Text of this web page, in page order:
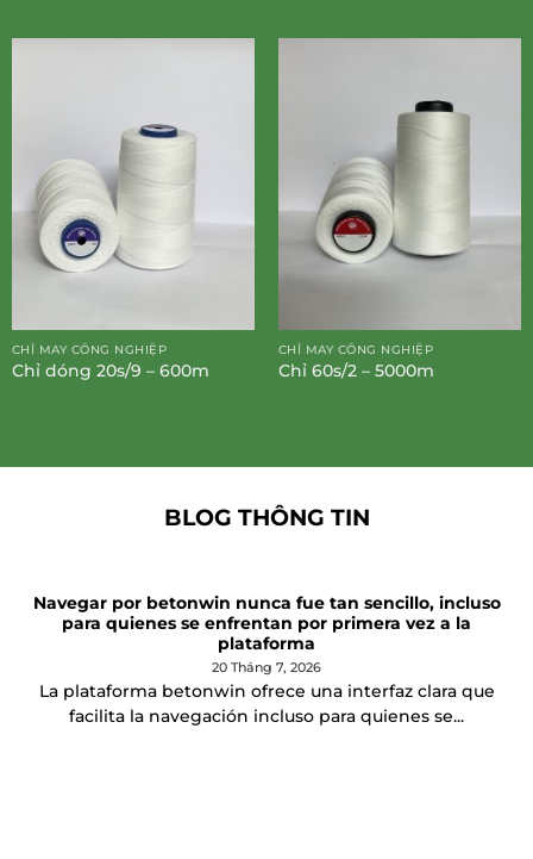
CHỈ MAY CÔNG NGHIỆP
Chỉ dóng 20s/9 – 600m
CHỈ MAY CÔNG NGHIỆP
Chỉ 60s/2 – 5000m
BLOG THÔNG TIN
Navegar por betonwin nunca fue tan sencillo, incluso
para quienes se enfrentan por primera vez a la
plataforma
20 Tháng 7, 2026
La plataforma betonwin ofrece una interfaz clara que
facilita la navegación incluso para quienes se...